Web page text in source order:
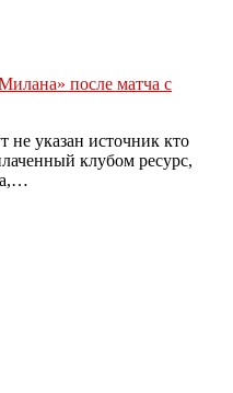
после матча с
не указан источник кто
клубом ресурс,